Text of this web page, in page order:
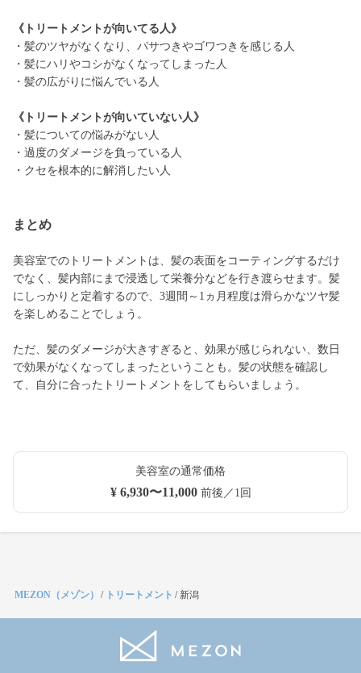
《トリートメントが向いてる人》
・髪のツヤがなくなり、パサつきやゴワつきを感じる人
・髪にハリやコシがなくなってしまった人
・髪の広がりに悩んでいる人
《トリートメントが向いていない人》
・髪についての悩みがない人
・過度のダメージを負っている人
・クセを根本的に解消したい人
まとめ
美容室でのトリートメントは、髪の表面をコーティングするだけ
でなく、髪内部にまで浸透して栄養分などを行き渡らせます。髪
にしっかりと定着するので、3週間～1ヵ月程度は滑らかなツヤ髪
を楽しめることでしょう。
ただ、髪のダメージが大きすぎると、効果が感じられない、数日
で効果がなくなってしまったということも。髪の状態を確認し
て、自分に合ったトリートメントをしてもらいましょう。
美容室の通常価格
¥ 6,930〜11,000前後／1回
MEZON（メゾン） / トリートメント / 新潟